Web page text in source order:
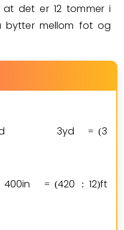
det er 12 tommer i
bytter mellom fot og
3yd = (3
400in = (420 : 12)ft